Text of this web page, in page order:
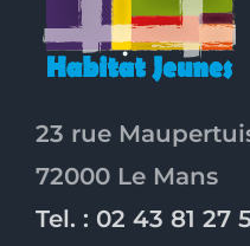
23 rue
72000 Le Mans
Tel. : 02 43 81 27